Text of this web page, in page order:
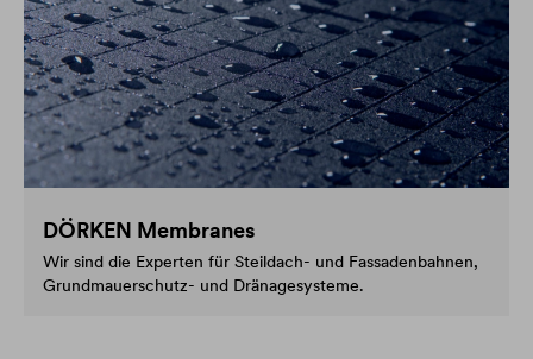
DÖRKEN Membranes
Wir sind die Experten für Steildach- und Fassadenbahnen,
Grundmauerschutz- und Dränagesysteme.